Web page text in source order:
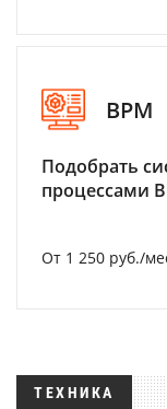
BPM
Подобрать
процессами
От 1 250 руб./
ТЕХНИКА